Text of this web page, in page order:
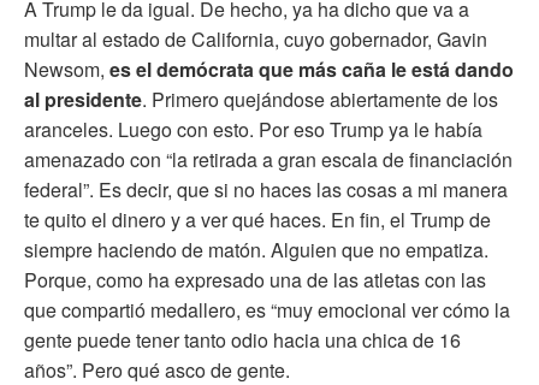
A Trump le da igual. De hecho, ya ha dicho que va a
multar al estado de California, cuyo gobernador, Gavin
Newsom, es el demócrata que más caña le está dando
al presidente. Primero quejándose abiertamente de los
aranceles. Luego con esto. Por eso Trump ya le había
amenazado con “la retirada a gran escala de financiación
federal”. Es decir, que si no haces las cosas a mi manera
te quito el dinero y a ver qué haces. En fin, el Trump de
siempre haciendo de matón. Alguien que no empatiza.
Porque, como ha expresado una de las atletas con las
que compartió medallero, es “muy emocional ver cómo la
gente puede tener tanto odio hacia una chica de 16
años”. Pero qué asco de gente.